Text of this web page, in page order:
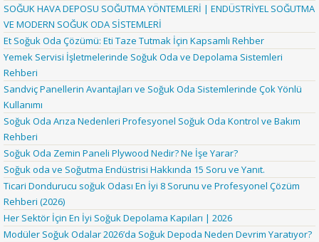
SOĞUK HAVA DEPOSU SOĞUTMA YÖNTEMLERİ | ENDÜSTRİYEL SOĞUTMA
VE MODERN SOĞUK ODA SİSTEMLERİ
Et Soğuk Oda Çözümü: Eti Taze Tutmak İçin Kapsamlı Rehber
Yemek Servisi İşletmelerinde Soğuk Oda ve Depolama Sistemleri
Rehberi
Sandviç Panellerin Avantajları ve Soğuk Oda Sistemlerinde Çok Yönlü
Kullanımı
Soğuk Oda Arıza Nedenleri Profesyonel Soğuk Oda Kontrol ve Bakım
Rehberi
Soğuk Oda Zemin Paneli Plywood Nedir? Ne İşe Yarar?
Soğuk oda ve Soğutma Endüstrisi Hakkında 15 Soru ve Yanıt.
Ticari Dondurucu soğuk Odası En İyi 8 Sorunu ve Profesyonel Çözüm
Rehberi (2026)
Her Sektör İçin En İyi Soğuk Depolama Kapıları | 2026
Modüler Soğuk Odalar 2026’da Soğuk Depoda Neden Devrim Yaratıyor?